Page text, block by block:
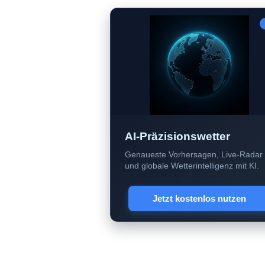
AI-Präzisionswetter
Genaueste Vorhersagen, Live-Radar
und globale Wetterintelligenz mit KI.
Jetzt kostenlos nutzen